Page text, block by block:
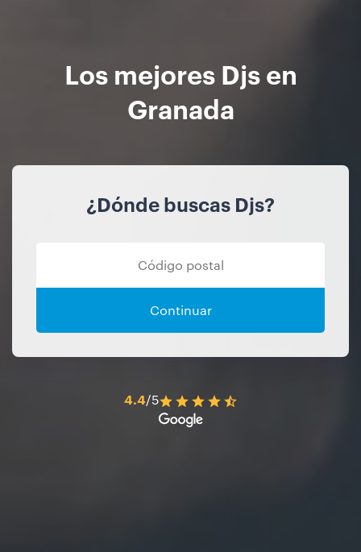
Los mejores Djs en
Granada
¿Dónde buscas Djs?
Continuar
4.4/5